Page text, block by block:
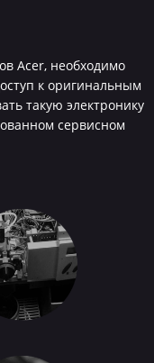
Acer, необходимо
к оригинальным
такую электронику
сервисном